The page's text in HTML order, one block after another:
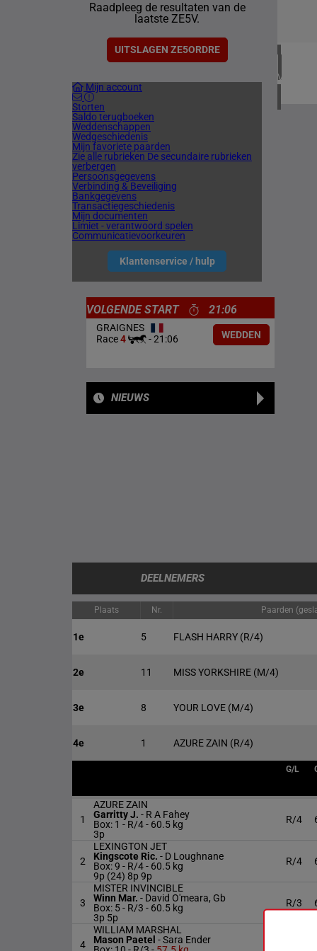
Raadpleeg de resultaten van de
laatste ZE5V.
UITSLAGEN ZE5ORDRE
Mijn account
Storten
Saldo terugboeken
Weddenschappen
Wedgeschiedenis
Mijn favoriete paarden
Zie alle rubrieken De secundaire rubrieken
verbergen
Persoonsgegevens
Verbinding & Beveiliging
Bankgegevens
Transactiegeschiedenis
Mijn documenten
Limiet - verantwoord spelen
Communicatievoorkeuren
Klantenservice / hulp
1
4
VOLGENDE START 21:06
GRAIGNES
Race4 -21:06 WEDDEN
NIEUWS
DEELNEMERS
Plaats Nr. Paarden
1e 5 FLASH HARRY (R/4)
2e 11 MISS YORKSHIRE (M/4)
3e 8 YOUR LOVE (M/4)
4e 1 AZURE ZAIN (R/4)
G/L
1
AZURE ZAIN
Garritty J. - R A Fahey
Box: 1 - R/4 - 60.5 kg
3p
R/4
2
LEXINGTON JET
Kingscote Ric. - D Loughnane
Box: 9 - R/4 - 60.5 kg
9p (24) 8p 9p
R/4
3
MISTER INVINCIBLE
Winn Mar. - David O'meara, Gb
Box: 5 - R/3 - 60.5 kg
3p 5p
R/3
4
WILLIAM MARSHAL
Mason Paetel -Sara Ender